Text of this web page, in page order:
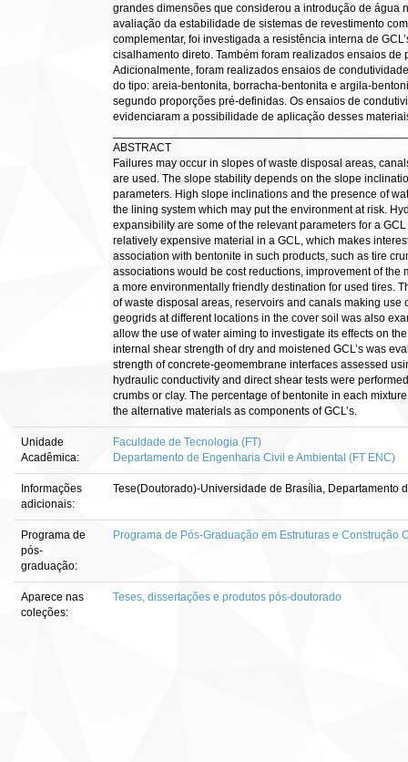
grandes dimensões que considerou a introdução de água
avaliação da estabilidade de sistemas de revestimento
complementar, foi investigada a resistência interna de
cisalhamento direto. Também foram realizados ensaios
Adicionalmente, foram realizados ensaios de
do tipo: areia-bentonita, borracha-bentonita e argila-
segundo proporções pré-definidas. Os ensaios de
evidenciaram a possibilidade de aplicação desses
ABSTRACT
Failures may occur in slopes of waste disposal areas,
are used. The slope stability depends on the slope
parameters. High slope inclinations and the presence of
the lining system which may put the environment at risk.
expansibility are some of the relevant parameters for a
relatively expensive material in a GCL, which makes
association with bentonite in such products, such as tire
associations would be cost reductions, improvement of
a more environmentally friendly destination for used tires.
of waste disposal areas, reservoirs and canals making use
geogrids at different locations in the cover soil was also
allow the use of water aiming to investigate its effects on
internal shear strength of dry and moistened GCL’s was
strength of concrete-geomembrane interfaces assessed
hydraulic conductivity and direct shear tests were
crumbs or clay. The percentage of bentonite in each
the alternative materials as components of GCL’s.
Unidade
Acadêmica:
Faculdade de Tecnologia (FT)
Departamento de Engenharia Civil e Ambiental (FT ENC)
Informações
adicionais:
Tese(Doutorado)-Universidade de Brasília, Departamento
Programa de
pós-
graduação:
Programa de Pós-Graduação em Estruturas e Construção
Aparece nas
coleções:
Teses, dissertações e produtos pós-doutorado